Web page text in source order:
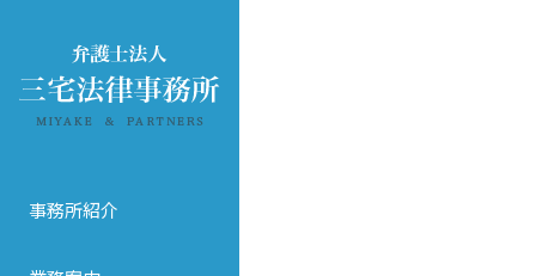
事務所紹介